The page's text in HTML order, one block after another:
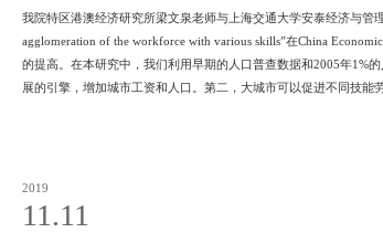
我院特区港澳经济研究所梁文泉老师与上海交通大学安泰经济与管
agglomeration of the workforce with various skills”在China
的提高。在本研究中，我们利用早期的人口普查数据和2005年1%
展的引擎，增加城市工资和人口。第二，大城市可以促进不同技能
2019
11.11